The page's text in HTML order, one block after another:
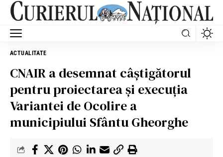
ACTUALITATE
CNAIR a desemnat câștigătorul
pentru proiectarea și execuția
Variantei de Ocolire a
municipiului Sfântu Gheorghe